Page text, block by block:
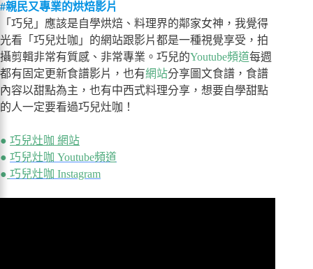
#親民又專業的烘焙影片
「巧兒」應該是自學烘焙、料理界的鄰家女神，我覺得
光看「巧兒灶咖」的網站跟影片都是一種視覺享受，拍
攝剪輯非常有質感、非常專業。巧兒的Youtube頻道每週
都有固定更新食譜影片，也有網站分享圖文食譜，食譜
內容以甜點為主，也有中西式料理分享，想要自學甜點
的人一定要看過巧兒灶咖！
● 巧兒灶咖 網站
● 巧兒灶咖 Youtube頻道
● 巧兒灶咖 Instagram